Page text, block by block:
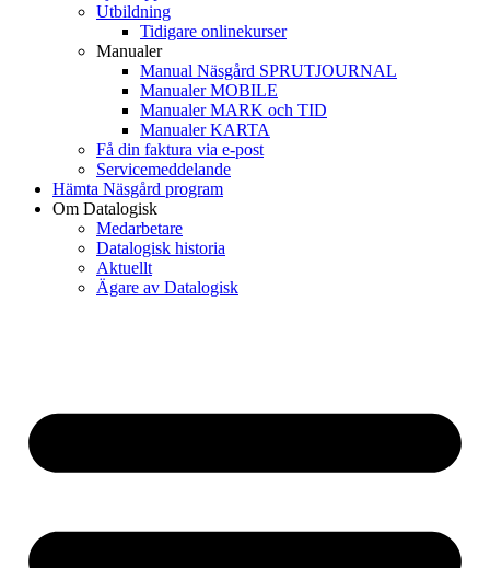
Utbildning
Tidigare onlinekurser
Manualer
Manual Näsgård SPRUTJOURNAL
Manualer MOBILE
Manualer MARK och TID
Manualer KARTA
Få din faktura via e-post
Servicemeddelande
Hämta Näsgård program
Om Datalogisk
Medarbetare
Datalogisk historia
Aktuellt
Ägare av Datalogisk